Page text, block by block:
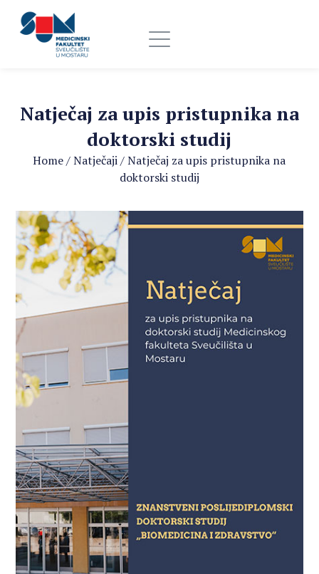
Natječaj za upis pristupnika na
doktorski studij
Home/Natječaji/Natječaj za upis pristupnika na
doktorski studij